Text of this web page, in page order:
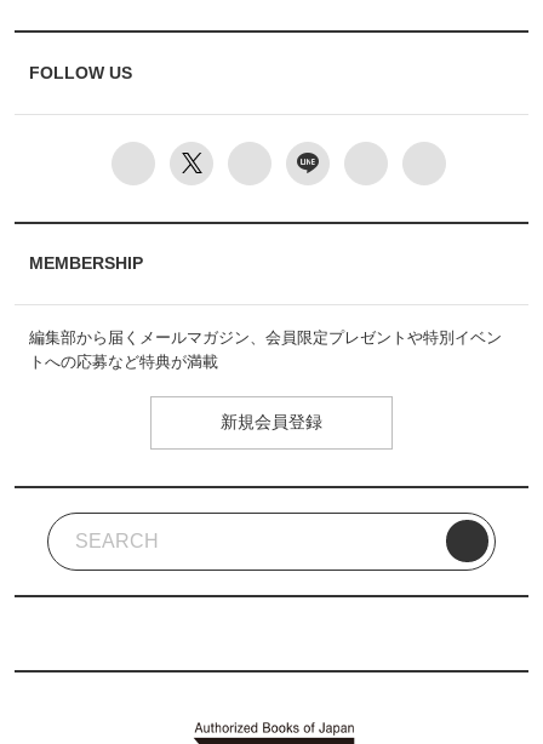
FOLLOW US
MEMBERSHIP
編集部から届くメールマガジン、会員限定プレゼントや特別イベン
トへの応募など特典が満載
新規会員登録